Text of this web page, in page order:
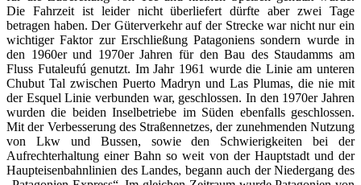
Die Fahrzeit ist leider nicht überliefert dürfte aber zwei Tage
betragen haben. Der Güterverkehr auf der Strecke war nicht nur ein
wichtiger Faktor zur Erschließung Patagoniens sondern wurde in
den 1960er und 1970er Jahren für den Bau des Staudamms am
Fluss Futaleufú genutzt. Im Jahr 1961 wurde die Linie am unteren
Chubut Tal zwischen Puerto Madryn und Las Plumas, die nie mit
der Esquel Linie verbunden war, geschlossen. In den 1970er Jahren
wurden die beiden Inselbetriebe im Süden ebenfalls geschlossen.
Mit der Verbesserung des Straßennetzes, der zunehmenden Nutzung
von Lkw und Bussen, sowie den Schwierigkeiten bei der
Aufrechterhaltung einer Bahn so weit von der Hauptstadt und der
Haupteisenbahnlinien des Landes, begann auch der Niedergang des